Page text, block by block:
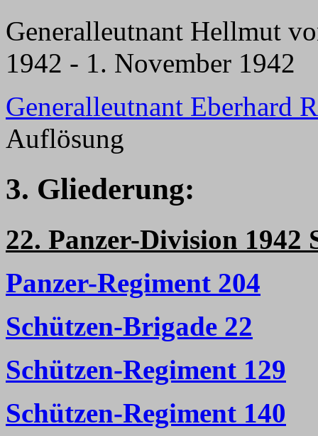
Generalleutnant Hellmut
1942 - 1. November 1942
Generalleutnant Eberhard
Auflösung
3. Gliederung:
22. Panzer-Division 1942
Panzer-Regiment 204
Schützen-Brigade 22
Schützen-Regiment 129
Schützen-Regiment 140